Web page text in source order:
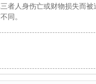
人身伤亡或财物损失而被
同。